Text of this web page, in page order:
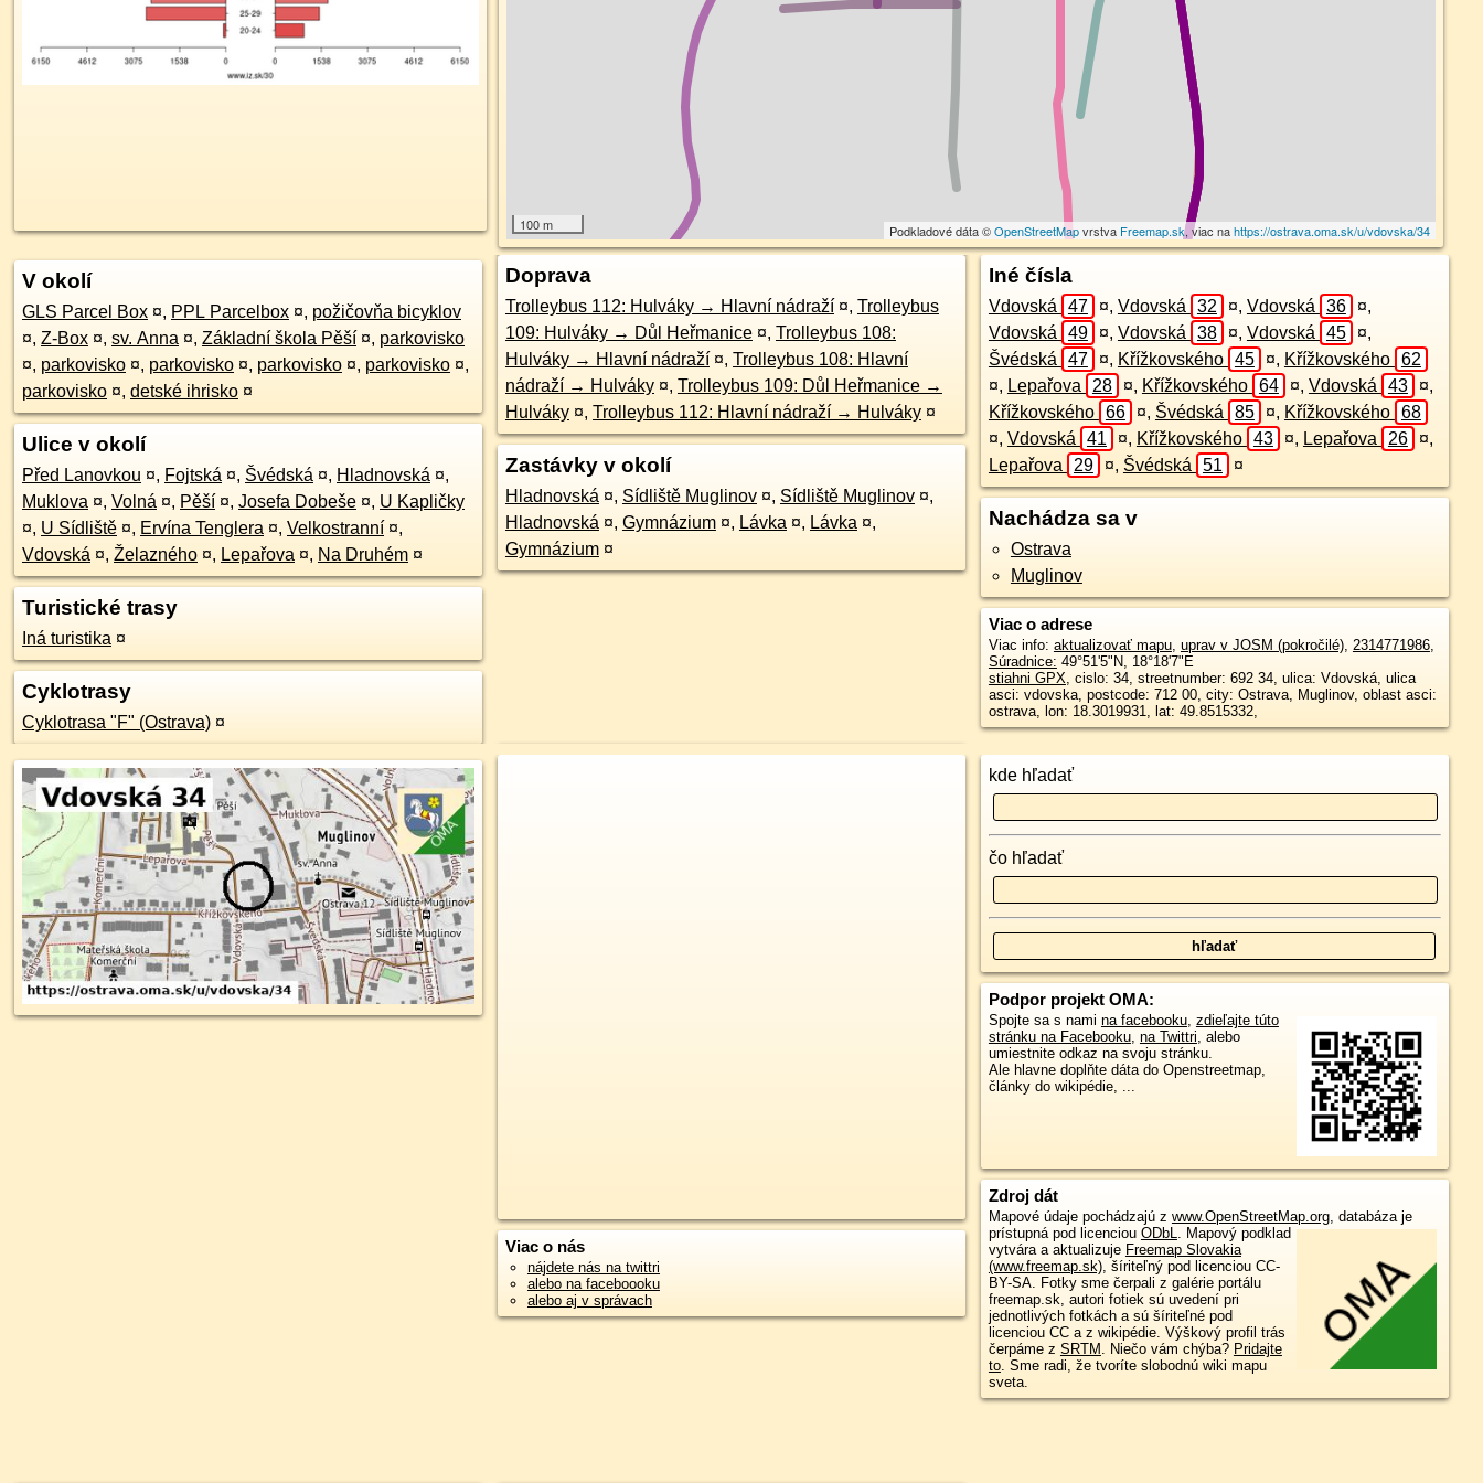
100 m Podkladové dáta ©OpenStreetMapvrstva Freemap.sk, viac nahttps://ostrava.oma.sk/u/vdovska/34
V okolí
GLS Parcel Box ¤, PPL Parcelbox ¤, požičovňa bicyklov
¤, Z-Box ¤, sv. Anna ¤, Základní škola Pěší ¤, parkovisko
¤, parkovisko ¤, parkovisko ¤, parkovisko ¤, parkovisko ¤,
parkovisko ¤, detské ihrisko ¤
Ulice v okolí
Před Lanovkou ¤, Fojtská ¤, Švédská ¤, Hladnovská ¤,
Muklova ¤, Volná ¤, Pěší ¤, Josefa Dobeše ¤, U Kapličky
¤, U Sídliště ¤, Ervína Tenglera ¤, Velkostranní ¤,
Vdovská ¤, Želazného ¤, Lepařova ¤, Na Druhém ¤
Turistické trasy
Iná turistika ¤
Cyklotrasy
Cyklotrasa "F" (Ostrava) ¤
Doprava
Trolleybus 112: Hulváky → Hlavní nádraží ¤, Trolleybus
109: Hulváky → Důl Heřmanice ¤, Trolleybus 108:
Hulváky → Hlavní nádraží ¤, Trolleybus 108: Hlavní
nádraží → Hulváky ¤, Trolleybus 109: Důl Heřmanice →
Hulváky ¤, Trolleybus 112: Hlavní nádraží → Hulváky ¤
Zastávky v okolí
Hladnovská ¤, Sídliště Muglinov ¤, Sídliště Muglinov ¤,
Hladnovská ¤, Gymnázium ¤, Lávka ¤, Lávka ¤,
Gymnázium ¤
Iné čísla
Vdovská 47 ¤, Vdovská 32 ¤, Vdovská 36 ¤,
Vdovská
49 ¤, Vdovská 38 ¤, Vdovská 45 ¤,
Švédská
47 ¤, Křížkovského 45 ¤, Křížkovského 62
¤, Lepařova 28 ¤, Křížkovského 64 ¤, Vdovská 43 ¤,
Křížkovského 66 ¤, Švédská 85 ¤, Křížkovského 68
¤, Vdovská 41 ¤, Křížkovského 43 ¤, Lepařova 26 ¤,
Lepařova
29 ¤, Švédská 51 ¤
Nachádza sa v
Ostrava
Muglinov
Viac o adrese
Viac info: aktualizovať mapu, uprav v JOSM (pokročilé), 2314771986,
Súradnice: 49°51'5"N, 18°18'7"E
stiahni GPX, cislo: 34, streetnumber: 692 34, ulica: Vdovská, ulica
asci: vdovska, postcode: 712 00, city: Ostrava, Muglinov, oblast asci:
ostrava, lon: 18.3019931, lat: 49.8515332,
Viac o nás
nájdete nás na twittri
alebo na faceboooku
alebo aj v správach
kde hľadať
čo hľadať
Podpor projekt OMA:
Spojte sa s nami na facebooku, zdieľajte túto
stránku na Facebooku, na Twittri, alebo
umiestnite odkaz na svoju stránku.
Ale hlavne doplňte dáta do Openstreetmap,
články do wikipédie, ...
Zdroj dát
Mapové údaje pochádzajú z www.OpenStreetMap.org, databáza je
prístupná pod licenciou ODbL. Mapový podklad
vytvára a aktualizuje Freemap Slovakia
(www.freemap.sk), šíriteľný pod licenciou CC-
BY-SA. Fotky sme čerpali z galérie portálu
freemap.sk, autori fotiek sú uvedení pri
jednotlivých fotkách a sú šíriteľné pod
licenciou CC a z wikipédie. Výškový profil trás
čerpáme z SRTM . Niečo vám chýba? Pridajte
to. Sme radi, že tvoríte slobodnú wiki mapu
sveta.